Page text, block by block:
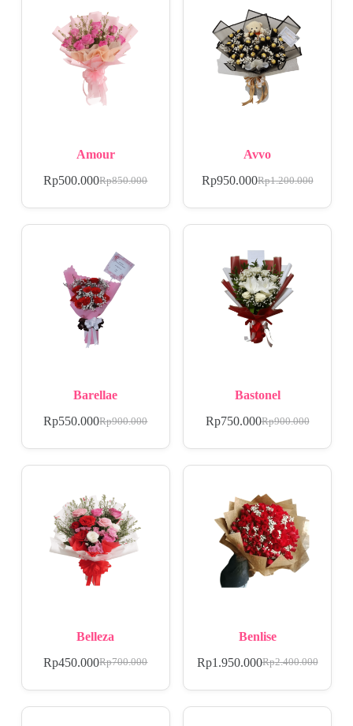
Amour
Rp850.000
Rp500.000
Avvo
Rp1.200.000
Rp950.000
Barellae
Rp900.000
Rp550.000
Bastonel
Rp900.000
Rp750.000
Belleza
Rp700.000
Rp450.000
Benlise
Rp2.400.000
Rp1.950.000